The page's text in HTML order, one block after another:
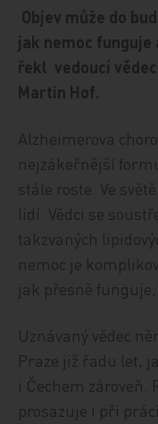
Objev může do
jak nemoc funguje
řekl vedoucí
Martin Hof.
Alzheimerova
nejzákeřnější
stále roste. Ve
lidí. Vědci se
takzvaných
nemoc je
jak přesně
Uznávaný vědec
Praze již řadu let,
i Čechem
prosazuje i při